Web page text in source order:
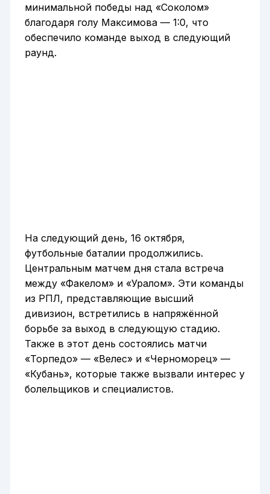
минимальной победы над «Соколом»
благодаря голу Максимова — 1:0, что
обеспечило команде выход в следующий
раунд.
На следующий день, 16 октября,
футбольные баталии продолжились.
Центральным матчем дня стала встреча
между «Факелом» и «Уралом». Эти команды
из РПЛ, представляющие высший
дивизион, встретились в напряжённой
борьбе за выход в следующую стадию.
Также в этот день состоялись матчи
«Торпедо» — «Велес» и «Черноморец» —
«Кубань», которые также вызвали интерес у
болельщиков и специалистов.